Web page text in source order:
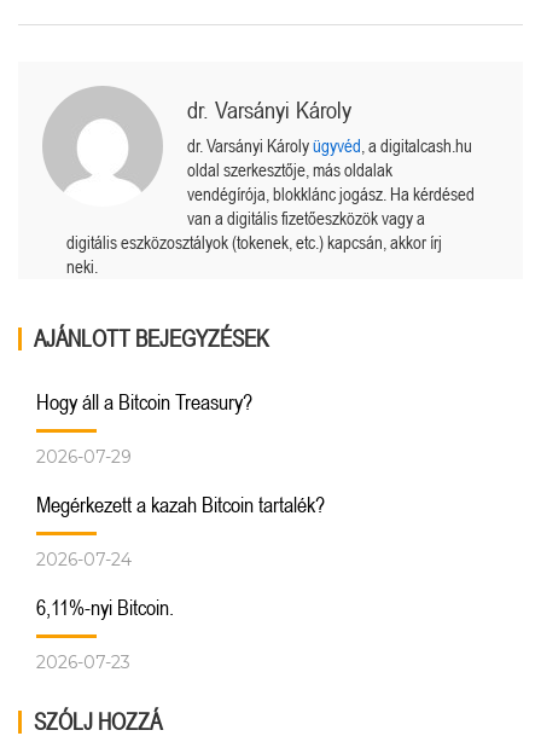
dr. Varsányi Károly
dr. Varsányi Károlyügyvéd , a digitalcash.hu
oldal szerkesztője, más oldalak
vendégírója, blokklánc jogász. Ha kérdésed
van a digitális fizetőeszközök vagy a
digitális eszközosztályok (tokenek, etc.) kapcsán, akkor írj
neki.
AJÁNLOTT BEJEGYZÉSEK
Hogy áll a Bitcoin Treasury?
2026-07-29
Megérkezett a kazah Bitcoin tartalék?
2026-07-24
6,11%-nyi Bitcoin.
2026-07-23
SZÓLJ HOZZÁ